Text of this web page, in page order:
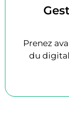
Prenez
du